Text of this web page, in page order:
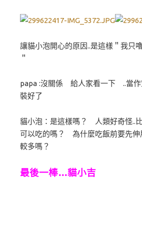
讓貓小泡開心的原因..是這樣＂我
＂
papa :沒關係 給人家看一下 ..當作
裝好了
貓小泡：是這樣嗎？ 人類好奇怪..
可以吃的嗎？ 為什麼吃飯前要先伸
較多嗎？
最後一棒…貓小吉